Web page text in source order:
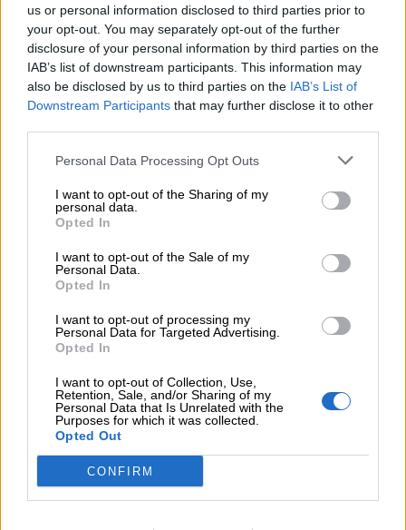
us or personal information disclosed to third parties prior to
your opt-out. You may separately opt-out of the further
disclosure of your personal information by third parties on the
IAB’s list of downstream participants. This information may
also be disclosed by us to third parties on the IAB’s List of
Downstream Participants that may further disclose it to other
Personal Data Processing Opt Outs
I want to opt-out of the Sharing of my
personal data.
Opted In
I want to opt-out of the Sale of my
Personal Data.
Opted In
I want to opt-out of processing my
Personal Data for Targeted Advertising.
Opted In
I want to opt-out of Collection, Use,
Retention, Sale, and/or Sharing of my
Personal Data that Is Unrelated with the
Purposes for which it was collected.
Opted Out
CONFIRM
Ιωάννης ο Μοναχός, ο γνωστός Κοσμάς ο Μαϊουμά ο
μελωδός: «Χριστός γεννάται δοξάσατε, Χριστόν εξ
Ουρανού απαντήσατε ...», ο Ανδρέας Κρήτης, η Κασσία,
ποιήτρια του δοξαστικού ιδιόμελου του Εσπερινού
«Αυγούστου μοναρχήσαντος επί της γης ...» κ.ά.
Μάγοι δὲ μετὰ αστέρος ὁδοιποροῦσι
ὁ πρὸ αἰώνων Θεός.»